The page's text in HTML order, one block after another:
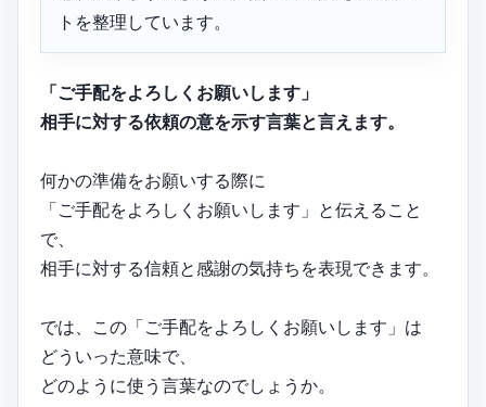
トを整理しています。
「ご手配をよろしくお願いします」
相手に対する依頼の意を示す言葉と言えます。
何かの準備をお願いする際に
「ご手配をよろしくお願いします」と伝えること
で、
相手に対する信頼と感謝の気持ちを表現できます。
では、この「ご手配をよろしくお願いします」は
どういった意味で、
どのように使う言葉なのでしょうか。